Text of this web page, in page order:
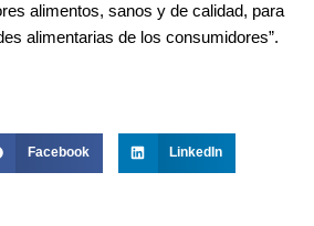
alimentos, sanos y de calidad, para
alimentarias de los consumidores”.
Facebook LinkedIn